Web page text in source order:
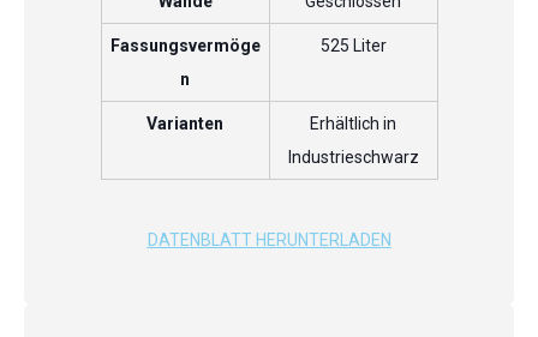
Fassungsvermöge
n
525 Liter
Varianten
Erhältlich in
Industrieschwarz
DATENBLATT HERUNTERLADEN